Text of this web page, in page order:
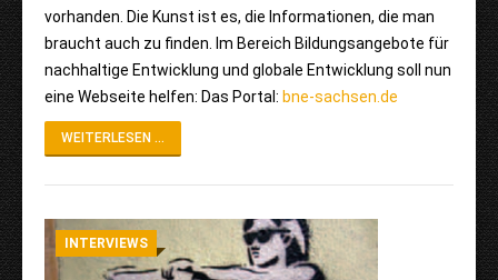
vorhanden. Die Kunst ist es, die Informationen, die man
braucht auch zu finden. Im Bereich Bildungsangebote für
nachhaltige Entwicklung und globale Entwicklung soll nun
eine Webseite helfen: Das Portal: bne-sachsen.de
WEITERLESEN ...
INTERVIEWS